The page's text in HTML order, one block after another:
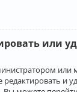
или
или
и